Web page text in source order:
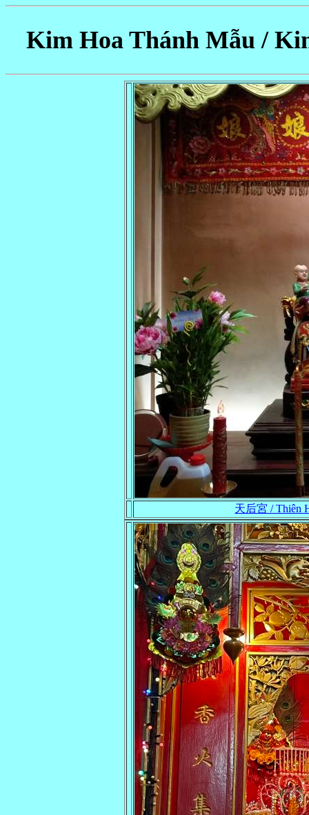
Kim Hoa Thánh Mẫu /
天后宮 / Thiên